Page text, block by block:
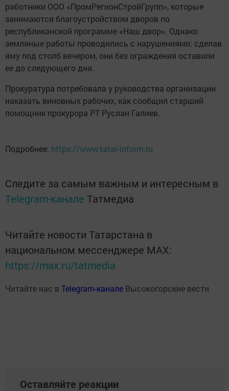
работники ООО «ПромРегионСтройГрупп», которые
занимаются благоустройством дворов по
республиканской программе «Наш двор». Однако
земляные работы проводились с нарушениями: сделав
яму под столб вечером, они без ограждения оставили
ее до следующего дня.
Прокуратура потребовала у руководства организации
наказать виновных рабочих, как сообщил старший
помощник прокурора РТ Руслан Галиев.
Подробнее: https://www.tatar-inform.ru
Следите за самым важным и интересным в
Telegram-канале Татмедиа
Читайте новости Татарстана в
национальном мессенджере MАХ:
https://max.ru/tatmedia
Читайте нас в Telegram-канале Высокогорские вести
Оставляйте реакции